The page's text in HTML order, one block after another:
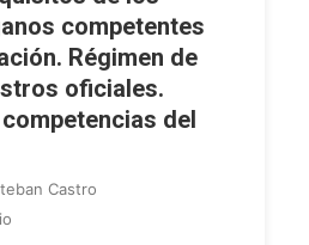
competentes
Régimen de
oficiales.
del
Castro